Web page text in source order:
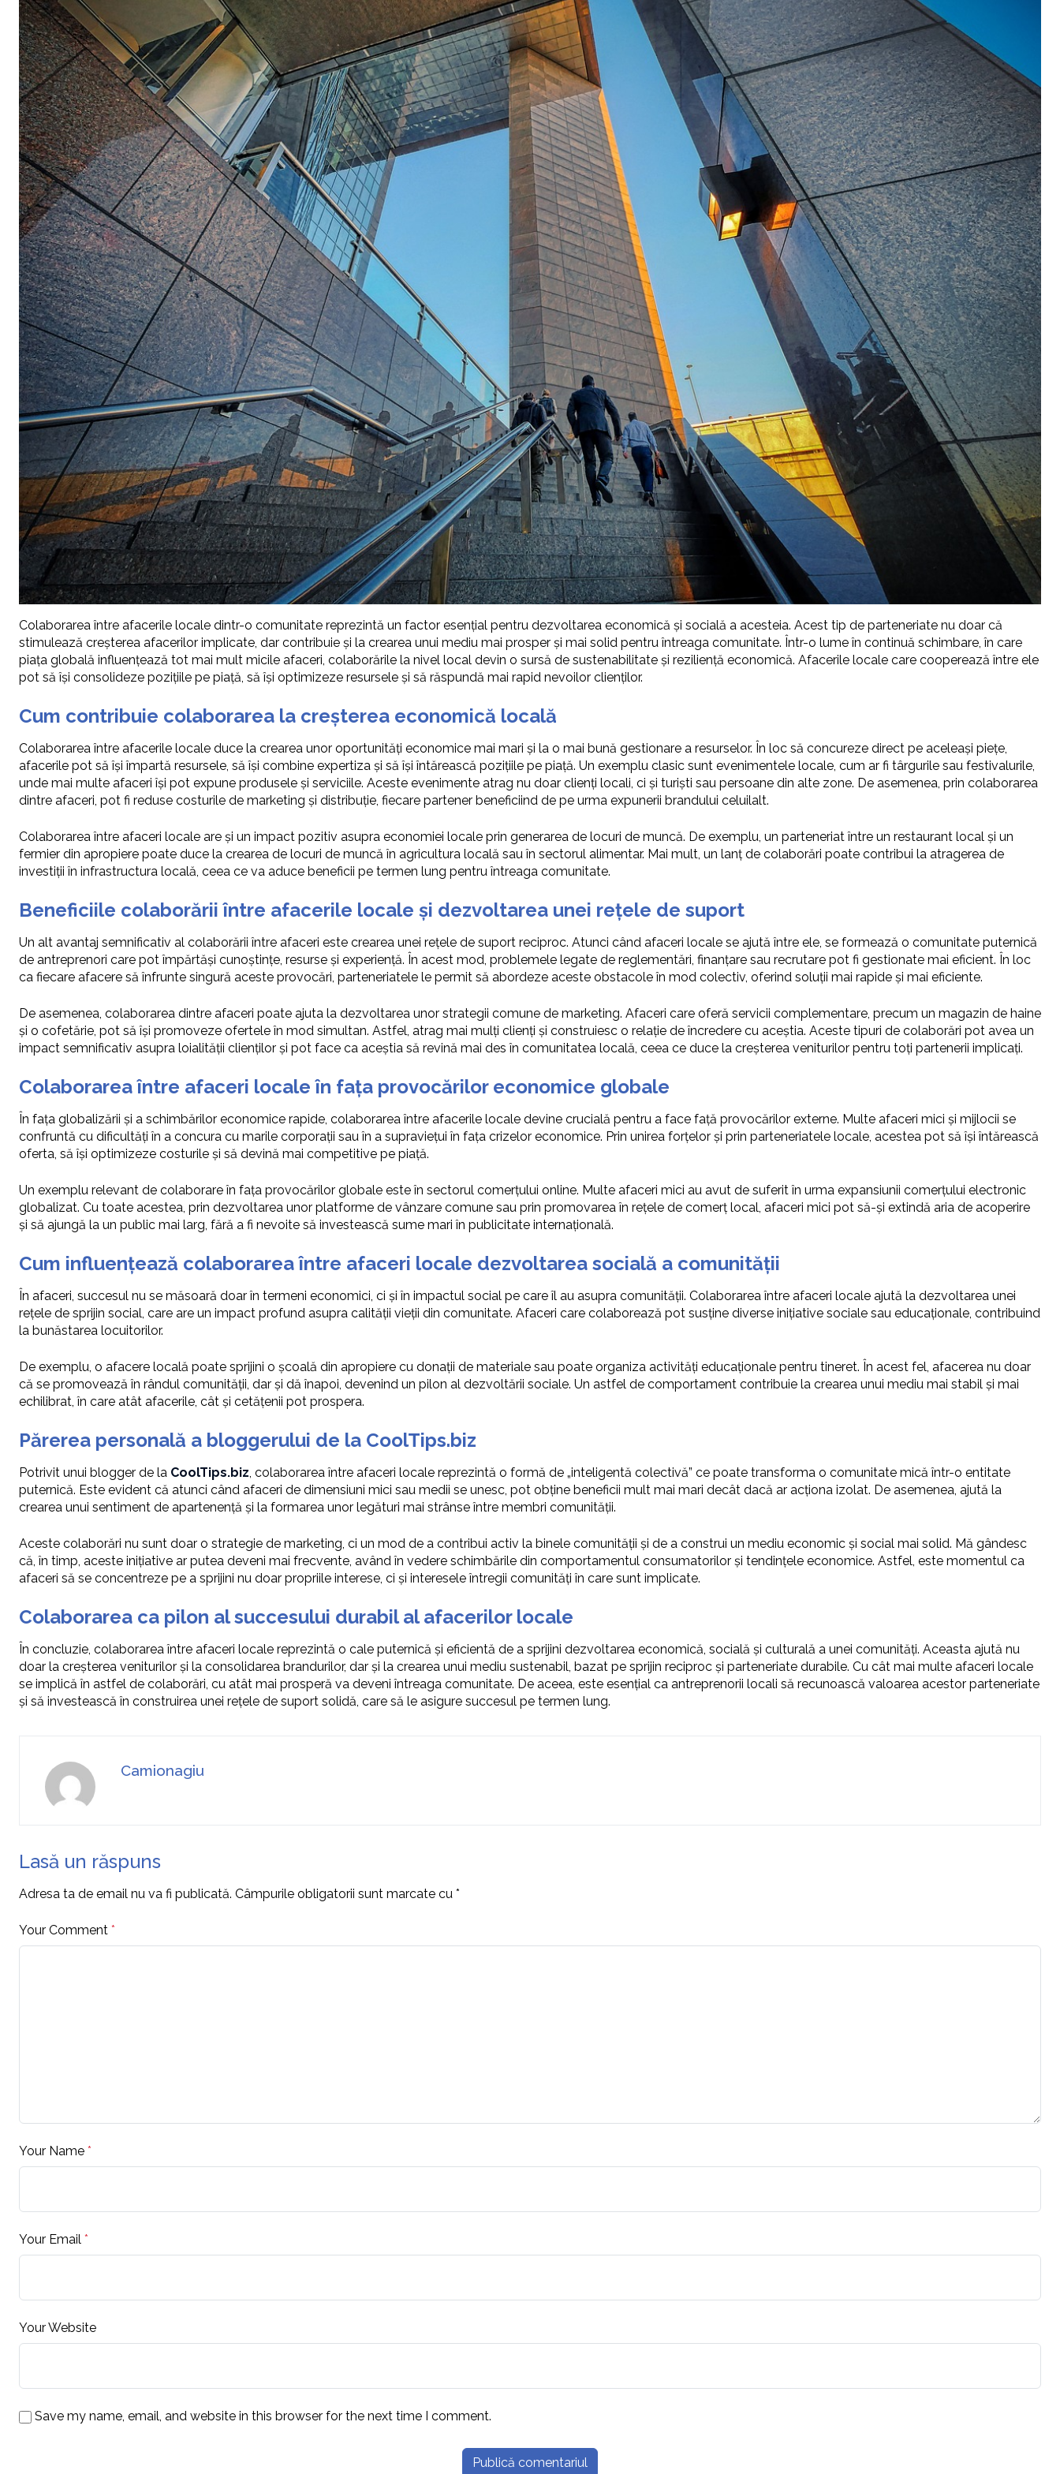
Colaborarea între afacerile locale dintr-o comunitate reprezintă un factor esențial pentru dezvoltarea economică și socială a acesteia. Acest tip de parteneriate nu doar că
stimulează creșterea afacerilor implicate, dar contribuie și la crearea unui mediu mai prosper și mai solid pentru întreaga comunitate. Într-o lume în continuă schimbare, în care
piața globală influențează tot mai mult micile afaceri, colaborările la nivel local devin o sursă de sustenabilitate și reziliență economică. Afacerile locale care cooperează între ele
pot să își consolideze pozițiile pe piață, să își optimizeze resursele și să răspundă mai rapid nevoilor clienților.
Cum contribuie colaborarea la creșterea economică locală
Colaborarea între afacerile locale duce la crearea unor oportunități economice mai mari și la o mai bună gestionare a resurselor. În loc să concureze direct pe aceleași piețe,
afacerile pot să își împartă resursele, să își combine expertiza și să își întărească pozițiile pe piață. Un exemplu clasic sunt evenimentele locale, cum ar fi târgurile sau festivalurile,
unde mai multe afaceri își pot expune produsele și serviciile. Aceste evenimente atrag nu doar clienți locali, ci și turiști sau persoane din alte zone. De asemenea, prin colaborarea
dintre afaceri, pot fi reduse costurile de marketing și distribuție, fiecare partener beneficiind de pe urma expunerii brandului celuilalt.
Colaborarea între afaceri locale are și un impact pozitiv asupra economiei locale prin generarea de locuri de muncă. De exemplu, un parteneriat între un restaurant local și un
fermier din apropiere poate duce la crearea de locuri de muncă în agricultura locală sau în sectorul alimentar. Mai mult, un lanț de colaborări poate contribui la atragerea de
investiții în infrastructura locală, ceea ce va aduce beneficii pe termen lung pentru întreaga comunitate.
Beneficiile colaborării între afacerile locale și dezvoltarea unei rețele de suport
Un alt avantaj semnificativ al colaborării între afaceri este crearea unei rețele de suport reciproc. Atunci când afaceri locale se ajută între ele, se formează o comunitate puternică
de antreprenori care pot împărtăși cunoștințe, resurse și experiență. În acest mod, problemele legate de reglementări, finanțare sau recrutare pot fi gestionate mai eficient. În loc
ca fiecare afacere să înfrunte singură aceste provocări, parteneriatele le permit să abordeze aceste obstacole în mod colectiv, oferind soluții mai rapide și mai eficiente.
De asemenea, colaborarea dintre afaceri poate ajuta la dezvoltarea unor strategii comune de marketing. Afaceri care oferă servicii complementare, precum un magazin de haine
și o cofetărie, pot să își promoveze ofertele în mod simultan. Astfel, atrag mai mulți clienți și construiesc o relație de încredere cu aceștia. Aceste tipuri de colaborări pot avea un
impact semnificativ asupra loialității clienților și pot face ca aceștia să revină mai des în comunitatea locală, ceea ce duce la creșterea veniturilor pentru toți partenerii implicați.
Colaborarea între afaceri locale în fața provocărilor economice globale
În fața globalizării și a schimbărilor economice rapide, colaborarea între afacerile locale devine crucială pentru a face față provocărilor externe. Multe afaceri mici și mijlocii se
confruntă cu dificultăți în a concura cu marile corporații sau în a supraviețui în fața crizelor economice. Prin unirea forțelor și prin parteneriatele locale, acestea pot să își întărească
oferta, să își optimizeze costurile și să devină mai competitive pe piață.
Un exemplu relevant de colaborare în fața provocărilor globale este în sectorul comerțului online. Multe afaceri mici au avut de suferit în urma expansiunii comerțului electronic
globalizat. Cu toate acestea, prin dezvoltarea unor platforme de vânzare comune sau prin promovarea în rețele de comerț local, afaceri mici pot să-și extindă aria de acoperire
și să ajungă la un public mai larg, fără a fi nevoite să investească sume mari în publicitate internațională.
Cum influențează colaborarea între afaceri locale dezvoltarea socială a comunității
În afaceri, succesul nu se măsoară doar în termeni economici, ci și în impactul social pe care îl au asupra comunității. Colaborarea între afaceri locale ajută la dezvoltarea unei
rețele de sprijin social, care are un impact profund asupra calității vieții din comunitate. Afaceri care colaborează pot susține diverse inițiative sociale sau educaționale, contribuind
la bunăstarea locuitorilor.
De exemplu, o afacere locală poate sprijini o școală din apropiere cu donații de materiale sau poate organiza activități educaționale pentru tineret. În acest fel, afacerea nu doar
că se promovează în rândul comunității, dar și dă înapoi, devenind un pilon al dezvoltării sociale. Un astfel de comportament contribuie la crearea unui mediu mai stabil și mai
echilibrat, în care atât afacerile, cât și cetățenii pot prospera.
Părerea personală a bloggerului de la CoolTips.biz
Potrivit unui blogger de la CoolTips.biz , colaborarea între afaceri locale reprezintă o formă de „inteligentă colectivă” ce poate transforma o comunitate mică într-o entitate
puternică. Este evident că atunci când afaceri de dimensiuni mici sau medii se unesc, pot obține beneficii mult mai mari decât dacă ar acționa izolat. De asemenea, ajută la
crearea unui sentiment de apartenență și la formarea unor legături mai strânse între membri comunității.
Aceste colaborări nu sunt doar o strategie de marketing, ci un mod de a contribui activ la binele comunității și de a construi un mediu economic și social mai solid. Mă gândesc
că, în timp, aceste inițiative ar putea deveni mai frecvente, având în vedere schimbările din comportamentul consumatorilor și tendințele economice. Astfel, este momentul ca
afaceri să se concentreze pe a sprijini nu doar propriile interese, ci și interesele întregii comunități în care sunt implicate.
Colaborarea ca pilon al succesului durabil al afacerilor locale
În concluzie, colaborarea între afaceri locale reprezintă o cale puternică și eficientă de a sprijini dezvoltarea economică, socială și culturală a unei comunități. Aceasta ajută nu
doar la creșterea veniturilor și la consolidarea brandurilor, dar și la crearea unui mediu sustenabil, bazat pe sprijin reciproc și parteneriate durabile. Cu cât mai multe afaceri locale
se implică în astfel de colaborări, cu atât mai prosperă va deveni întreaga comunitate. De aceea, este esențial ca antreprenorii locali să recunoască valoarea acestor parteneriate
și să investească în construirea unei rețele de suport solidă, care să le asigure succesul pe termen lung.
Camionagiu
Lasă un răspuns
Adresa ta de email nu va fi publicată. Câmpurile obligatorii sunt marcate cu *
Your Comment *
Your Name *
Your Email *
Your Website
Save my name, email, and website in this browser for the next time I comment.